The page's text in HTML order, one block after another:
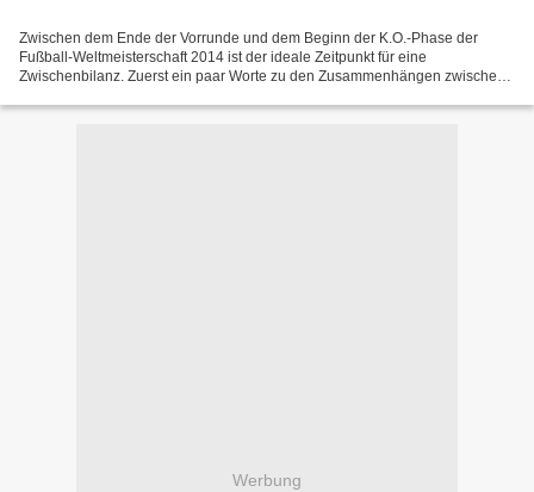
Zwischen dem Ende der Vorrunde und dem Beginn der K.O.-Phase der
Fußball-Weltmeisterschaft 2014 ist der ideale Zeitpunkt für eine
Zwischenbilanz. Zuerst ein paar Worte zu den Zusammenhängen zwischen
Werbung